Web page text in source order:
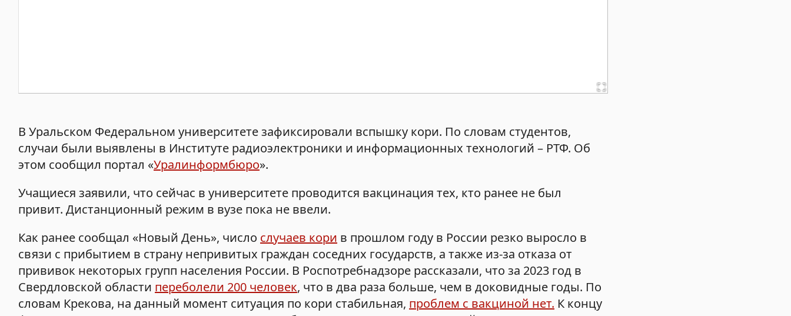
В Уральском Федеральном университете зафиксировали вспышку кори. По словам студентов,
случаи были выявлены в Институте радиоэлектроники и информационных технологий – РТФ. Об
этом сообщил портал «Уралинформбюро».
Учащиеся заявили, что сейчас в университете проводится вакцинация тех, кто ранее не был
привит. Дистанционный режим в вузе пока не ввели.
Как ранее сообщал «Новый День», число случаев кори в прошлом году в России резко выросло в
связи с прибытием в страну непривитых граждан соседних государств, а также из-за отказа от
прививок некоторых групп населения России. В Роспотребнадзоре рассказали, что за 2023 год в
Свердловской области переболели 200 человек, что в два раза больше, чем в доковидные годы. По
словам Крекова, на данный момент ситуация по кори стабильная, проблем с вакциной нет. К концу